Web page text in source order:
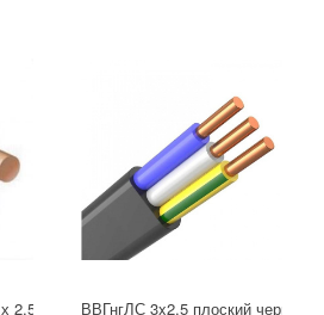
2,5 ГОСТ ВВГнгЛС 3x2,5 плоский черный